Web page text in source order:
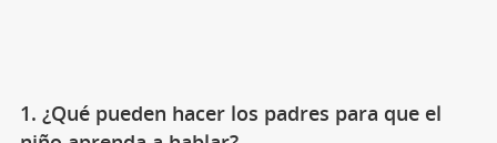
1. ¿Qué pueden hacer los padres para que el